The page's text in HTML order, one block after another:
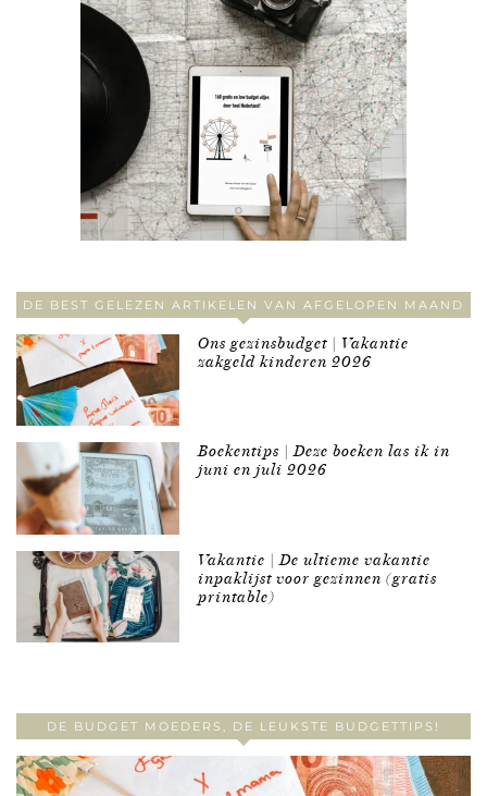
DE BEST GELEZEN ARTIKELEN VAN AFGELOPEN MAAND
Ons gezinsbudget | Vakantie
zakgeld kinderen 2026
Boekentips | Deze boeken las ik in
juni en juli 2026
Vakantie | De ultieme vakantie
inpaklijst voor gezinnen (gratis
printable)
DE BUDGET MOEDERS, DE LEUKSTE BUDGETTIPS!